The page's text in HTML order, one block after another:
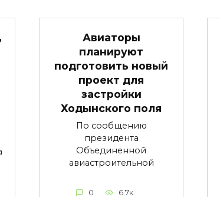
Авиаторы
планируют
подготовить новый
проект для
застройки
Ходынского поля
По сообщению
президента
Объединенной
авиастроительной
0 6.7к.